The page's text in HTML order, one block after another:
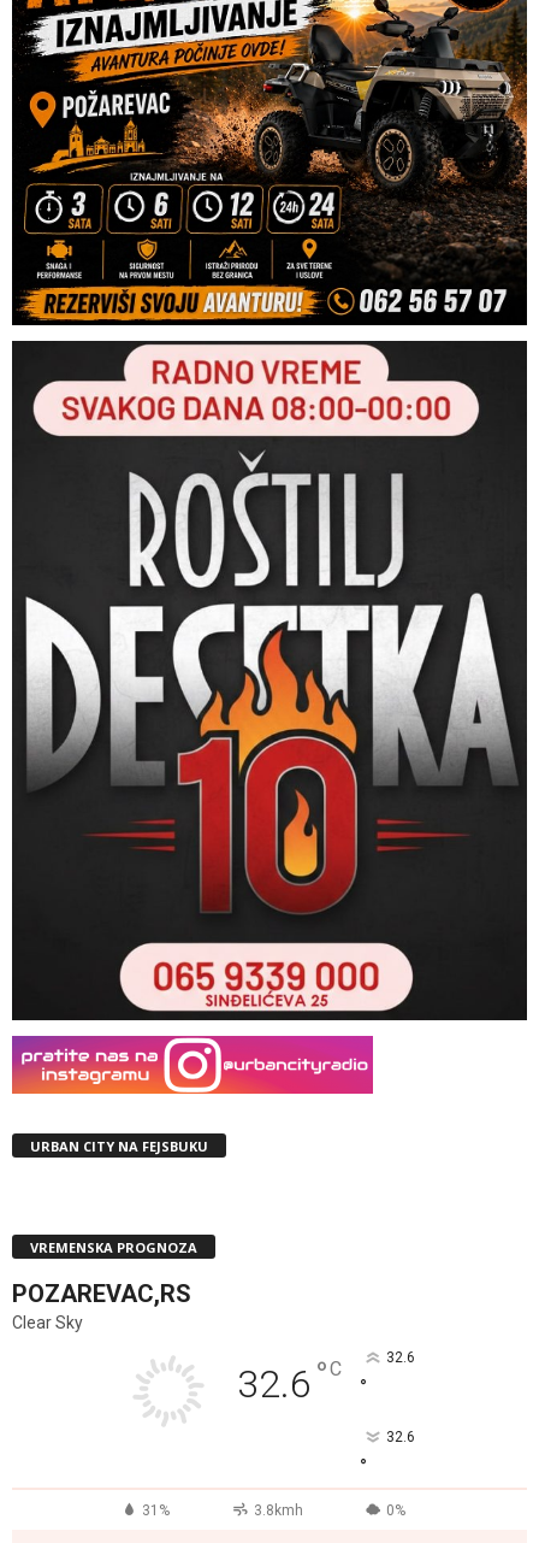
URBAN CITY NA FEJSBUKU
VREMENSKA PROGNOZA
POZAREVAC,RS
Clear Sky
32.6 °C 32.6
°
32.6
°
31% 3.8kmh 0%